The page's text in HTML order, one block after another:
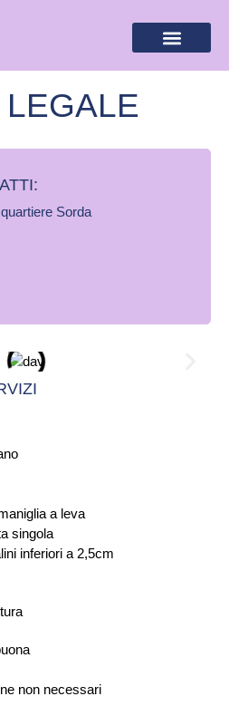
Sorda
a leva
singola
inferiori a 2,5cm
non necessari